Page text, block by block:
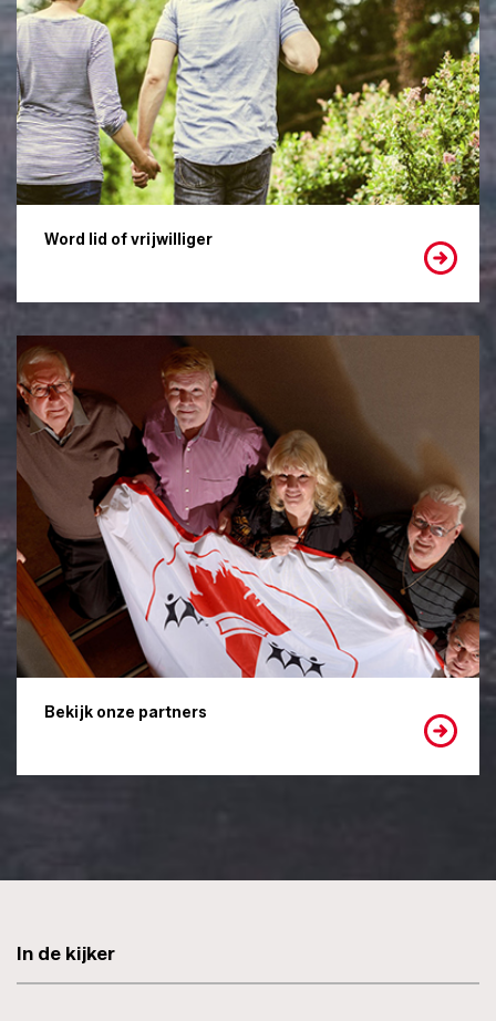
Word lid of vrijwilliger
Bekijk onze partners
In de kijker